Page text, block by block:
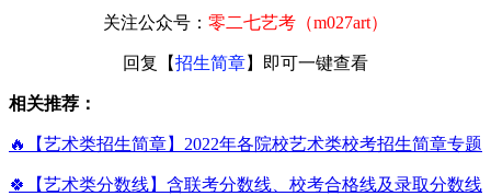
关注公众号： 零二七艺考（m027art）
回复【招生简章】即可一键查看
相关推荐：
🔥【艺术类招生简章】2022年各院校艺术类校考招生简章专题
🍀【艺术类分数线】含联考分数线、校考合格线及录取分数线